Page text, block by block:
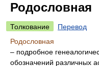
Родословная
Толкование
Перевод
Родословная
– подробное
обозначений различных